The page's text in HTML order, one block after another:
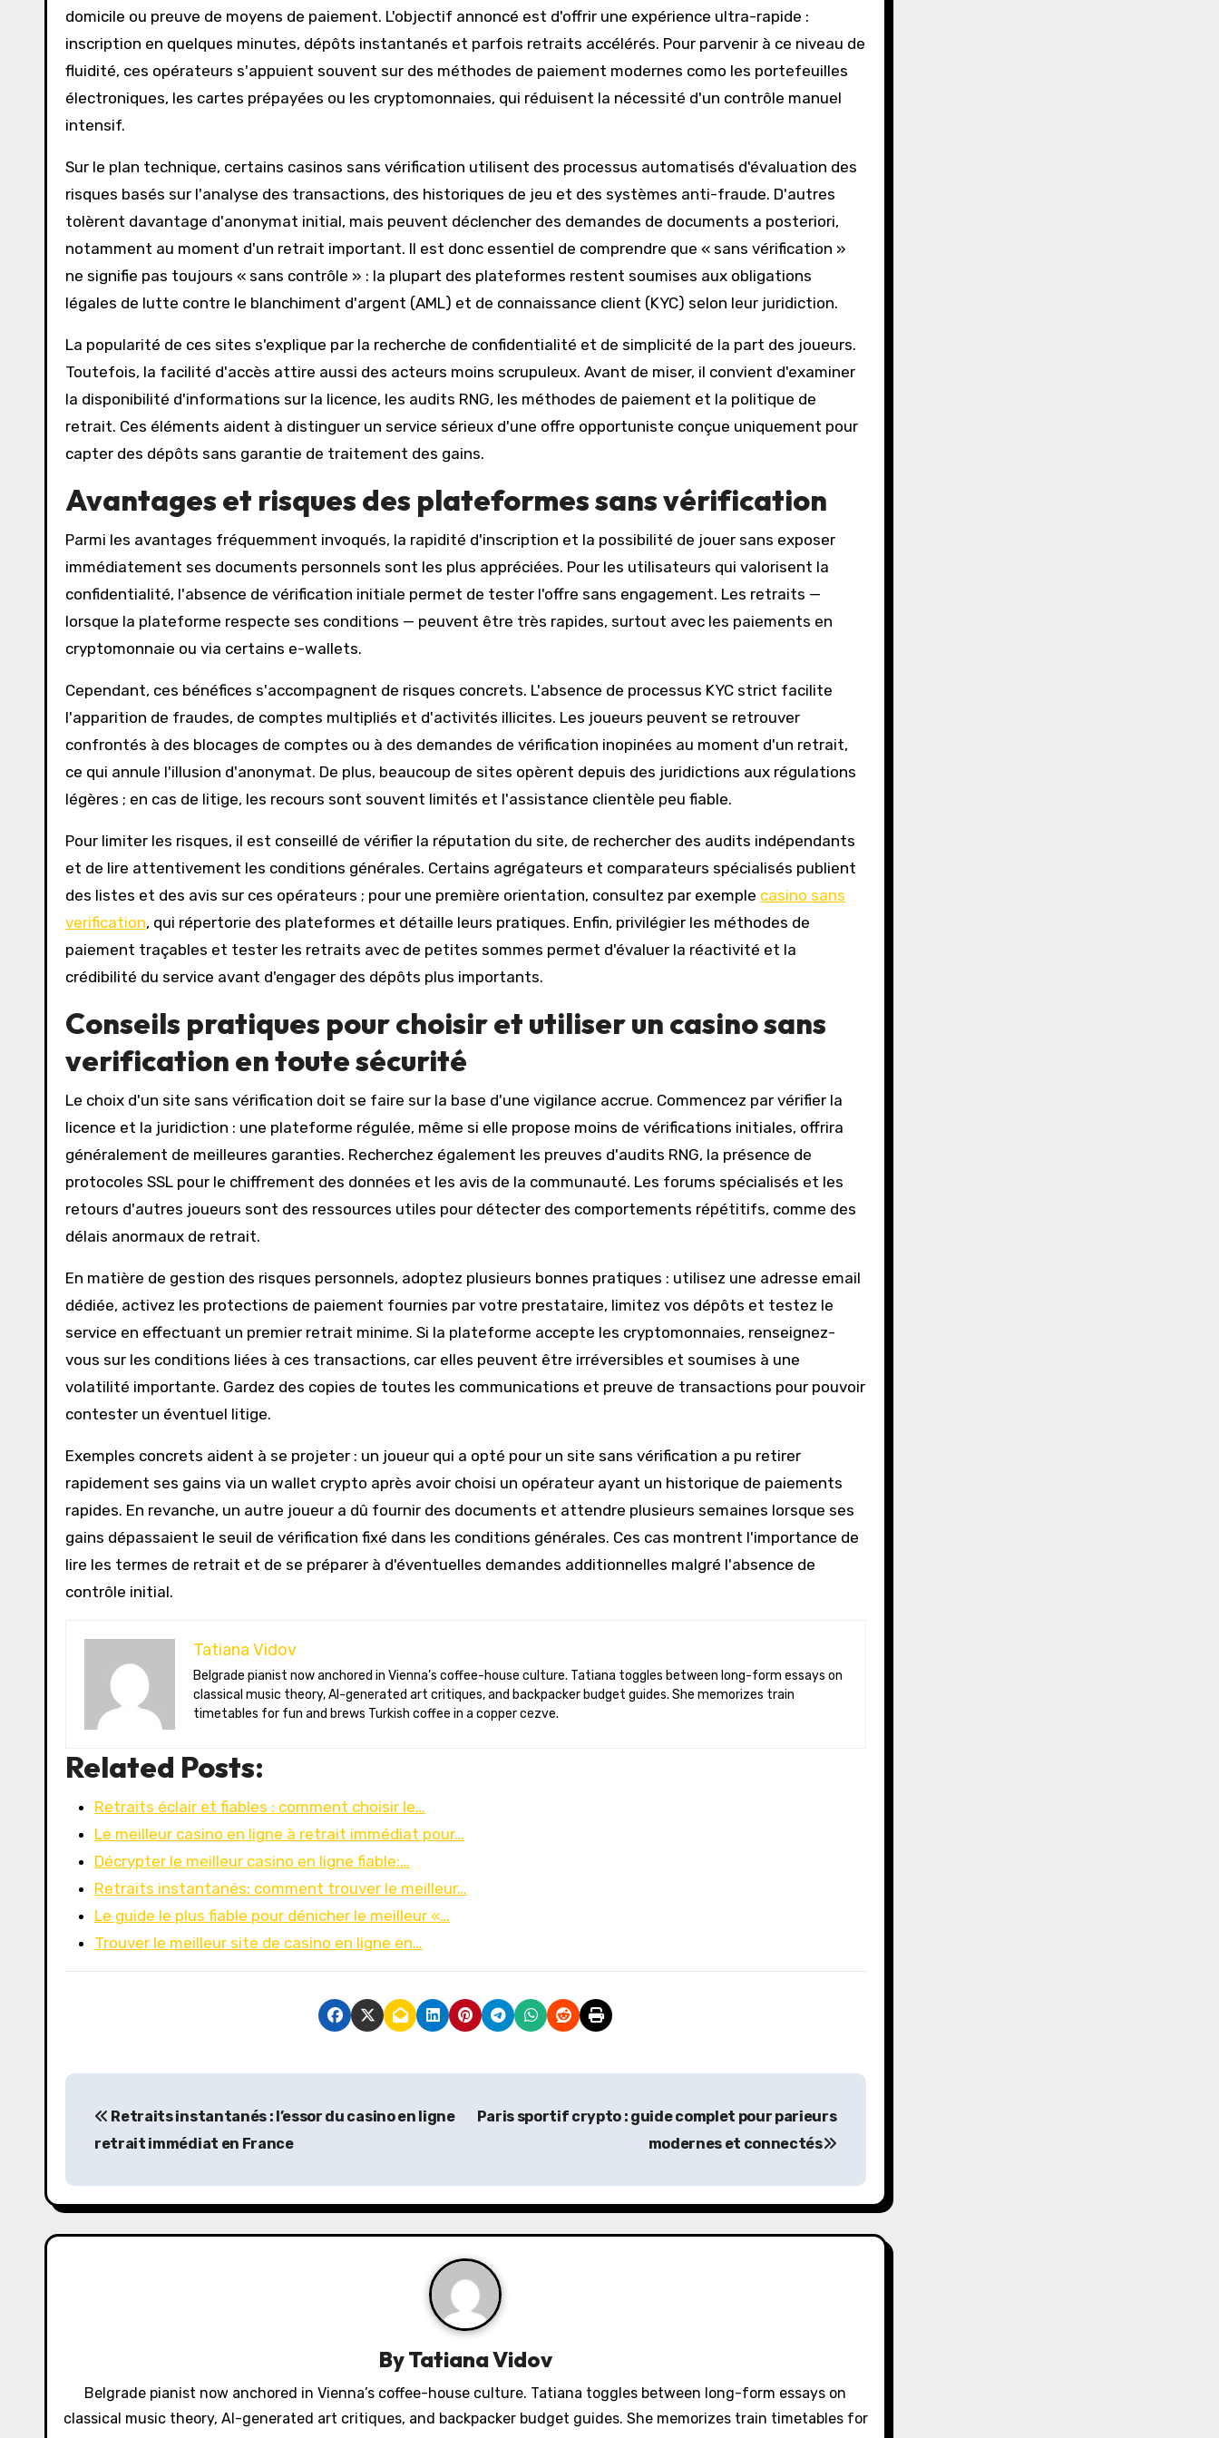
domicile ou preuve de moyens de paiement. L'objectif annoncé est d'offrir une expérience ultra-rapide :
inscription en quelques minutes, dépôts instantanés et parfois retraits accélérés. Pour parvenir à ce niveau de
fluidité, ces opérateurs s'appuient souvent sur des méthodes de paiement modernes como les portefeuilles
électroniques, les cartes prépayées ou les cryptomonnaies, qui réduisent la nécessité d'un contrôle manuel
intensif.
Sur le plan technique, certains casinos sans vérification utilisent des processus automatisés d'évaluation des
risques basés sur l'analyse des transactions, des historiques de jeu et des systèmes anti-fraude. D'autres
tolèrent davantage d'anonymat initial, mais peuvent déclencher des demandes de documents a posteriori,
notamment au moment d'un retrait important. Il est donc essentiel de comprendre que « sans vérification »
ne signifie pas toujours « sans contrôle » : la plupart des plateformes restent soumises aux obligations
légales de lutte contre le blanchiment d'argent (AML) et de connaissance client (KYC) selon leur juridiction.
La popularité de ces sites s'explique par la recherche de confidentialité et de simplicité de la part des joueurs.
Toutefois, la facilité d'accès attire aussi des acteurs moins scrupuleux. Avant de miser, il convient d'examiner
la disponibilité d'informations sur la licence, les audits RNG, les méthodes de paiement et la politique de
retrait. Ces éléments aident à distinguer un service sérieux d'une offre opportuniste conçue uniquement pour
capter des dépôts sans garantie de traitement des gains.
Avantages et risques des plateformes sans vérification
Parmi les avantages fréquemment invoqués, la rapidité d'inscription et la possibilité de jouer sans exposer
immédiatement ses documents personnels sont les plus appréciées. Pour les utilisateurs qui valorisent la
confidentialité, l'absence de vérification initiale permet de tester l'offre sans engagement. Les retraits —
lorsque la plateforme respecte ses conditions — peuvent être très rapides, surtout avec les paiements en
cryptomonnaie ou via certains e-wallets.
Cependant, ces bénéfices s'accompagnent de risques concrets. L'absence de processus KYC strict facilite
l'apparition de fraudes, de comptes multipliés et d'activités illicites. Les joueurs peuvent se retrouver
confrontés à des blocages de comptes ou à des demandes de vérification inopinées au moment d'un retrait,
ce qui annule l'illusion d'anonymat. De plus, beaucoup de sites opèrent depuis des juridictions aux régulations
légères ; en cas de litige, les recours sont souvent limités et l'assistance clientèle peu fiable.
Pour limiter les risques, il est conseillé de vérifier la réputation du site, de rechercher des audits indépendants
et de lire attentivement les conditions générales. Certains agrégateurs et comparateurs spécialisés publient
des listes et des avis sur ces opérateurs ; pour une première orientation, consultez par exemple casino sans
verification, qui répertorie des plateformes et détaille leurs pratiques. Enfin, privilégier les méthodes de
paiement traçables et tester les retraits avec de petites sommes permet d'évaluer la réactivité et la
crédibilité du service avant d'engager des dépôts plus importants.
Conseils pratiques pour choisir et utiliser un casino sans
verification en toute sécurité
Le choix d'un site sans vérification doit se faire sur la base d'une vigilance accrue. Commencez par vérifier la
licence et la juridiction : une plateforme régulée, même si elle propose moins de vérifications initiales, offrira
généralement de meilleures garanties. Recherchez également les preuves d'audits RNG, la présence de
protocoles SSL pour le chiffrement des données et les avis de la communauté. Les forums spécialisés et les
retours d'autres joueurs sont des ressources utiles pour détecter des comportements répétitifs, comme des
délais anormaux de retrait.
En matière de gestion des risques personnels, adoptez plusieurs bonnes pratiques : utilisez une adresse email
dédiée, activez les protections de paiement fournies par votre prestataire, limitez vos dépôts et testez le
service en effectuant un premier retrait minime. Si la plateforme accepte les cryptomonnaies, renseignez-
vous sur les conditions liées à ces transactions, car elles peuvent être irréversibles et soumises à une
volatilité importante. Gardez des copies de toutes les communications et preuve de transactions pour pouvoir
contester un éventuel litige.
Exemples concrets aident à se projeter : un joueur qui a opté pour un site sans vérification a pu retirer
rapidement ses gains via un wallet crypto après avoir choisi un opérateur ayant un historique de paiements
rapides. En revanche, un autre joueur a dû fournir des documents et attendre plusieurs semaines lorsque ses
gains dépassaient le seuil de vérification fixé dans les conditions générales. Ces cas montrent l'importance de
lire les termes de retrait et de se préparer à d'éventuelles demandes additionnelles malgré l'absence de
contrôle initial.
Tatiana Vidov
Belgrade pianist now anchored in Vienna’s coffee-house culture. Tatiana toggles between long-form essays on
classical music theory, AI-generated art critiques, and backpacker budget guides. She memorizes train
timetables for fun and brews Turkish coffee in a copper cezve.
Related Posts:
Retraits éclair et fiables : comment choisir le…
Le meilleur casino en ligne à retrait immédiat pour…
Décrypter le meilleur casino en ligne fiable:…
Retraits instantanés: comment trouver le meilleur…
Le guide le plus fiable pour dénicher le meilleur «…
Trouver le meilleur site de casino en ligne en…
P
t
n
a
Retraits instantanés : l’essor du casino en ligne
retrait immédiat en France
Paris sportif crypto : guide complet pour parieurs
modernes et connectés
ByTatiana Vidov
Belgrade pianist now anchored in Vienna’s coffee-house culture. Tatiana toggles between long-form essays on
classical music theory, AI-generated art critiques, and backpacker budget guides. She memorizes train timetables for